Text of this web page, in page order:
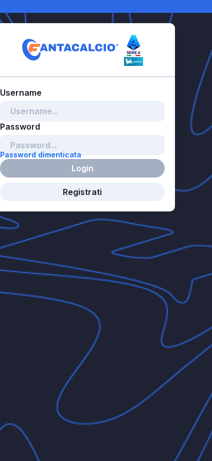
Password dimenticata
Login
Registrati